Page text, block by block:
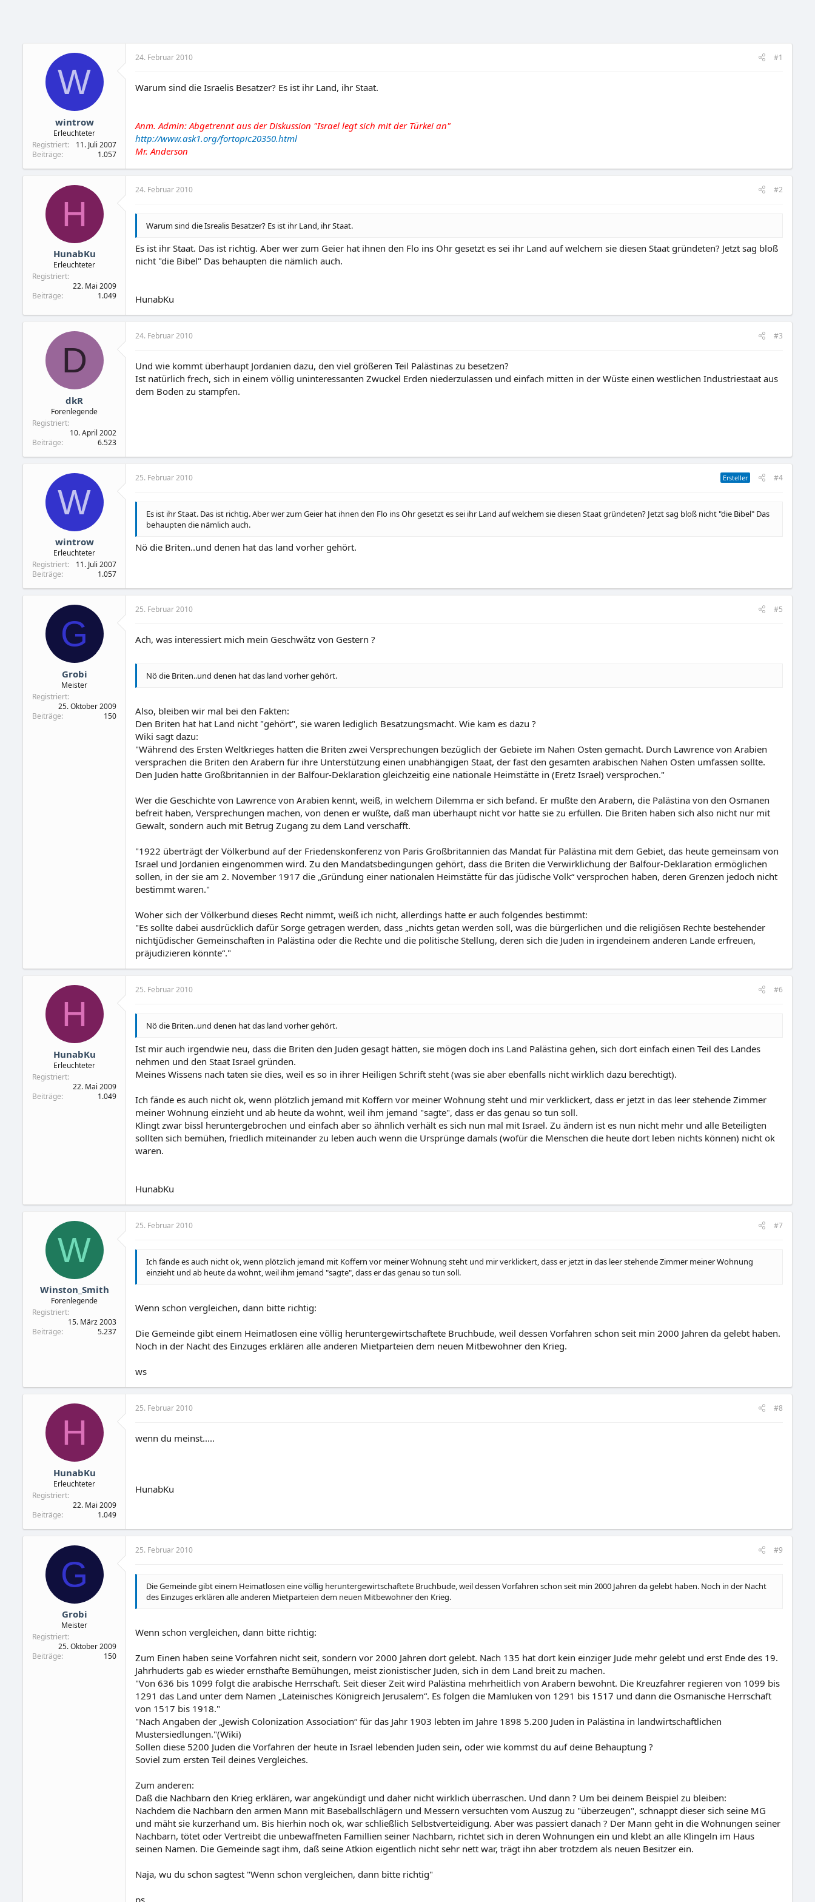
W
wintrow
Erleuchteter
Registriert
11. Juli 2007
Beiträge
1.057
24. Februar 2010 #1
Warum sind die Israelis Besatzer? Es ist ihr Land, ihr Staat.
Anm. Admin: Abgetrennt aus der Diskussion "Israel legt sich mit der Türkei an"
http://www.ask1.org/fortopic20350.html
Mr. Anderson
H
HunabKu
Erleuchteter
Registriert
22. Mai 2009
Beiträge
1.049
24. Februar 2010 #2
Warum sind die Isrealis Besatzer? Es ist ihr Land, ihr Staat.
Es ist ihr Staat. Das ist richtig. Aber wer zum Geier hat ihnen den Flo ins Ohr gesetzt es sei ihr Land auf welchem sie diesen Staat gründeten? Jetzt sag bloß
nicht "die Bibel" Das behaupten die nämlich auch.
HunabKu
D
dkR
Forenlegende
Registriert
10. April 2002
Beiträge
6.523
24. Februar 2010 #3
Und wie kommt überhaupt Jordanien dazu, den viel größeren Teil Palästinas zu besetzen?
Ist natürlich frech, sich in einem völlig uninteressanten Zwuckel Erden niederzulassen und einfach mitten in der Wüste einen westlichen Industriestaat aus
dem Boden zu stampfen.
W
wintrow
Erleuchteter
Registriert
11. Juli 2007
Beiträge
1.057
25. Februar 2010 Ersteller #4
Es ist ihr Staat. Das ist richtig. Aber wer zum Geier hat ihnen den Flo ins Ohr gesetzt es sei ihr Land auf welchem sie diesen Staat gründeten? Jetzt sag bloß nicht "die Bibel" Das
behaupten die nämlich auch.
Nö die Briten..und denen hat das land vorher gehört.
G
Grobi
Meister
Registriert
25. Oktober 2009
Beiträge
150
25. Februar 2010 #5
Ach, was interessiert mich mein Geschwätz von Gestern ?
Nö die Briten..und denen hat das land vorher gehört.
Also, bleiben wir mal bei den Fakten:
Den Briten hat hat Land nicht "gehört", sie waren lediglich Besatzungsmacht. Wie kam es dazu ?
Wiki sagt dazu:
"Während des Ersten Weltkrieges hatten die Briten zwei Versprechungen bezüglich der Gebiete im Nahen Osten gemacht. Durch Lawrence von Arabien
versprachen die Briten den Arabern für ihre Unterstützung einen unabhängigen Staat, der fast den gesamten arabischen Nahen Osten umfassen sollte.
Den Juden hatte Großbritannien in der Balfour-Deklaration gleichzeitig eine nationale Heimstätte in (Eretz Israel) versprochen."
Wer die Geschichte von Lawrence von Arabien kennt, weiß, in welchem Dilemma er sich befand. Er mußte den Arabern, die Palästina von den Osmanen
befreit haben, Versprechungen machen, von denen er wußte, daß man überhaupt nicht vor hatte sie zu erfüllen. Die Briten haben sich also nicht nur mit
Gewalt, sondern auch mit Betrug Zugang zu dem Land verschafft.
"1922 überträgt der Völkerbund auf der Friedenskonferenz von Paris Großbritannien das Mandat für Palästina mit dem Gebiet, das heute gemeinsam von
Israel und Jordanien eingenommen wird. Zu den Mandatsbedingungen gehört, dass die Briten die Verwirklichung der Balfour-Deklaration ermöglichen
sollen, in der sie am 2. November 1917 die „Gründung einer nationalen Heimstätte für das jüdische Volk“ versprochen haben, deren Grenzen jedoch nicht
bestimmt waren."
Woher sich der Völkerbund dieses Recht nimmt, weiß ich nicht, allerdings hatte er auch folgendes bestimmt:
"Es sollte dabei ausdrücklich dafür Sorge getragen werden, dass „nichts getan werden soll, was die bürgerlichen und die religiösen Rechte bestehender
nichtjüdischer Gemeinschaften in Palästina oder die Rechte und die politische Stellung, deren sich die Juden in irgendeinem anderen Lande erfreuen,
präjudizieren könnte“."
H
HunabKu
Erleuchteter
Registriert
22. Mai 2009
Beiträge
1.049
25. Februar 2010 #6
Nö die Briten..und denen hat das land vorher gehört.
Ist mir auch irgendwie neu, dass die Briten den Juden gesagt hätten, sie mögen doch ins Land Palästina gehen, sich dort einfach einen Teil des Landes
nehmen und den Staat Israel gründen.
Meines Wissens nach taten sie dies, weil es so in ihrer Heiligen Schrift steht (was sie aber ebenfalls nicht wirklich dazu berechtigt).
Ich fände es auch nicht ok, wenn plötzlich jemand mit Koffern vor meiner Wohnung steht und mir verklickert, dass er jetzt in das leer stehende Zimmer
meiner Wohnung einzieht und ab heute da wohnt, weil ihm jemand "sagte", dass er das genau so tun soll.
Klingt zwar bissl heruntergebrochen und einfach aber so ähnlich verhält es sich nun mal mit Israel. Zu ändern ist es nun nicht mehr und alle Beteiligten
sollten sich bemühen, friedlich miteinander zu leben auch wenn die Ursprünge damals (wofür die Menschen die heute dort leben nichts können) nicht ok
waren.
HunabKu
W
Winston_Smith
Forenlegende
Registriert
15. März 2003
Beiträge
5.237
25. Februar 2010 #7
Ich fände es auch nicht ok, wenn plötzlich jemand mit Koffern vor meiner Wohnung steht und mir verklickert, dass er jetzt in das leer stehende Zimmer meiner Wohnung
einzieht und ab heute da wohnt, weil ihm jemand "sagte", dass er das genau so tun soll.
Wenn schon vergleichen, dann bitte richtig:
Die Gemeinde gibt einem Heimatlosen eine völlig heruntergewirtschaftete Bruchbude, weil dessen Vorfahren schon seit min 2000 Jahren da gelebt haben.
Noch in der Nacht des Einzuges erklären alle anderen Mietparteien dem neuen Mitbewohner den Krieg.
ws
H
HunabKu
Erleuchteter
Registriert
22. Mai 2009
Beiträge
1.049
25. Februar 2010 #8
wenn du meinst.....
HunabKu
G
Grobi
Meister
Registriert
25. Oktober 2009
Beiträge
150
25. Februar 2010 #9
Die Gemeinde gibt einem Heimatlosen eine völlig heruntergewirtschaftete Bruchbude, weil dessen Vorfahren schon seit min 2000 Jahren da gelebt haben. Noch in der Nacht
des Einzuges erklären alle anderen Mietparteien dem neuen Mitbewohner den Krieg.
Wenn schon vergleichen, dann bitte richtig:
Zum Einen haben seine Vorfahren nicht seit, sondern vor 2000 Jahren dort gelebt. Nach 135 hat dort kein einziger Jude mehr gelebt und erst Ende des 19.
Jahrhuderts gab es wieder ernsthafte Bemühungen, meist zionistischer Juden, sich in dem Land breit zu machen.
"Von 636 bis 1099 folgt die arabische Herrschaft. Seit dieser Zeit wird Palästina mehrheitlich von Arabern bewohnt. Die Kreuzfahrer regieren von 1099 bis
1291 das Land unter dem Namen „Lateinisches Königreich Jerusalem“. Es folgen die Mamluken von 1291 bis 1517 und dann die Osmanische Herrschaft
von 1517 bis 1918."
"Nach Angaben der „Jewish Colonization Association“ für das Jahr 1903 lebten im Jahre 1898 5.200 Juden in Palästina in landwirtschaftlichen
Mustersiedlungen."(Wiki)
Sollen diese 5200 Juden die Vorfahren der heute in Israel lebenden Juden sein, oder wie kommst du auf deine Behauptung ?
Soviel zum ersten Teil deines Vergleiches.
Zum anderen:
Daß die Nachbarn den Krieg erklären, war angekündigt und daher nicht wirklich überraschen. Und dann ? Um bei deinem Beispiel zu bleiben:
Nachdem die Nachbarn den armen Mann mit Baseballschlägern und Messern versuchten vom Auszug zu "überzeugen", schnappt dieser sich seine MG
und mäht sie kurzerhand um. Bis hierhin noch ok, war schließlich Selbstverteidigung. Aber was passiert danach ? Der Mann geht in die Wohnungen seiner
Nachbarn, tötet oder Vertreibt die unbewaffneten Famillien seiner Nachbarn, richtet sich in deren Wohnungen ein und klebt an alle Klingeln im Haus
seinen Namen. Die Gemeinde sagt ihm, daß seine Atkion eigentlich nicht sehr nett war, trägt ihn aber trotzdem als neuen Besitzer ein.
Naja, wu du schon sagtest "Wenn schon vergleichen, dann bitte richtig"
ps